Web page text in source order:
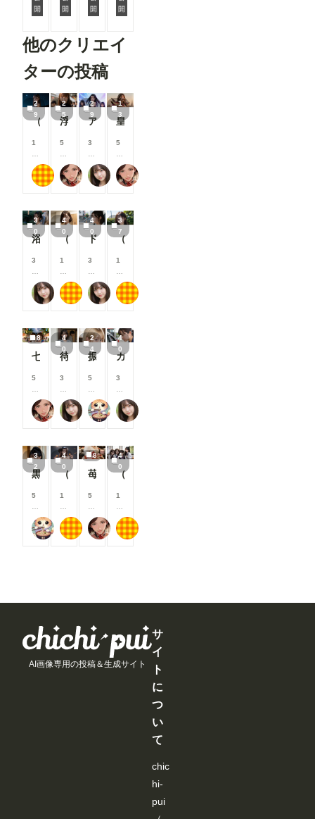
開
開
開
開
他のクリエイ
ターの投稿
2
9
（29枚）香織2026/07/20_ナイトビーチ②
1
0
0
コ
イ
/
月
以
上
る
と
こ
と
が
き
ま
す
もち
2
5
浮街麗影『街で見かけたイイ女』伍
5
0
0
コ
イ
/
月
以
上
る
と
こ
と
が
き
ま
す
蜜華
2
9
アイドルのステージ披露
3
0
0
コ
イ
/
月
以
上
る
と
こ
と
が
き
ま
す
おたき
1
3
皇翼聖鎧
5
0
0
コ
イ
/
月
以
上
る
と
こ
と
が
き
ま
す
3
0
浴衣女子大生
3
コ
イ
/
月
以
上
る
と
こ
と
が
き
ま
す
おたき
4
0
（40枚）まどか先生@2025/04/18_カフェまどか①
1
0
コ
イ
/
月
以
上
る
と
こ
と
が
き
ま
す
もち
4
0
ドライブ女子
3
0
コ
イ
/
月
以
上
る
と
こ
と
が
き
ま
す
おたき
3
7
（37枚）JK香織@2024/06/08_水着③
1
0
コ
イ
/
月
以
上
る
と
こ
と
が
き
ま
す
8
5
コ
イ
/
月
以
上
る
と
で
す
蜜華
4
0
待っていた妻
3
0
コ
イ
/
月
以
上
る
と
で
す
おたき
2
4
振りむいたとき
5
0
コ
イ
/
月
以
上
る
と
で
ま
す
アイドル好き
4
0
ガソリンスタンド娘
3
0
コ
イ
月
以
上
る
と
で
す
3
2
黒のファッション
5
コ
イ
す
る
見
アイドル好き
4
0
（40枚）香織@2024/10/22_ハロウィン衣装①
1
0
コ
イ
る
見
もち
8
5
0
コ
イ
す
る
見
蜜華
4
0
（40枚）JK香織@2024/10/18_複数人の中にうちの子①
1
0
コ
イ
る
見
AI画像専用の投稿＆生成サイト
サ
イ
ト
に
つ
い
て
chic
hi-
pui